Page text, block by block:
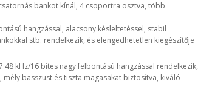
bankot kínál, 4 csoportra osztva, több
hangzással, alacsony késleltetéssel, stabil
stb. rendelkezik, és elengedhetetlen kiegészítője
48 kHz/16 bites nagy felbontású hangzással rendelkezik,
basszust és tiszta magasakat biztosítva, kiváló